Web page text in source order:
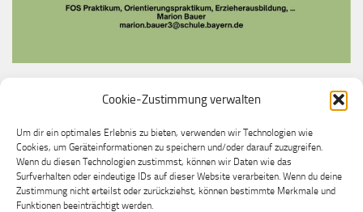
Cookie-Zustimmung verwalten
Um dir ein optimales Erlebnis zu bieten, verwenden wir Technologien wie
Cookies, um Geräteinformationen zu speichern und/oder darauf zuzugreifen.
Wenn du diesen Technologien zustimmst, können wir Daten wie das
Surfverhalten oder eindeutige IDs auf dieser Website verarbeiten. Wenn du deine
Zustimmung nicht erteilst oder zurückziehst, können bestimmte Merkmale und
Funktionen beeinträchtigt werden.
Melde dich gerne bei unserer Praktikumslehrkraft
Frau Marion Bauer